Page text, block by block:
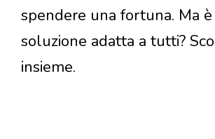
spendere una fortuna. Ma
soluzione adatta a tutti?
insieme.